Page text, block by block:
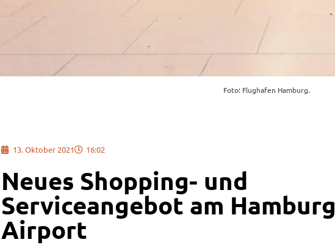
Foto: Flughafen Hamburg.
13. Oktober 2021 16:02
Neues Shopping- und
Serviceangebot am Hamburg
Airport